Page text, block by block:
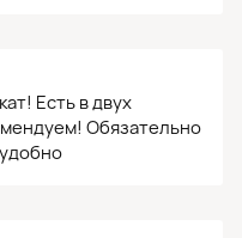
Есть в двух
Обязательно